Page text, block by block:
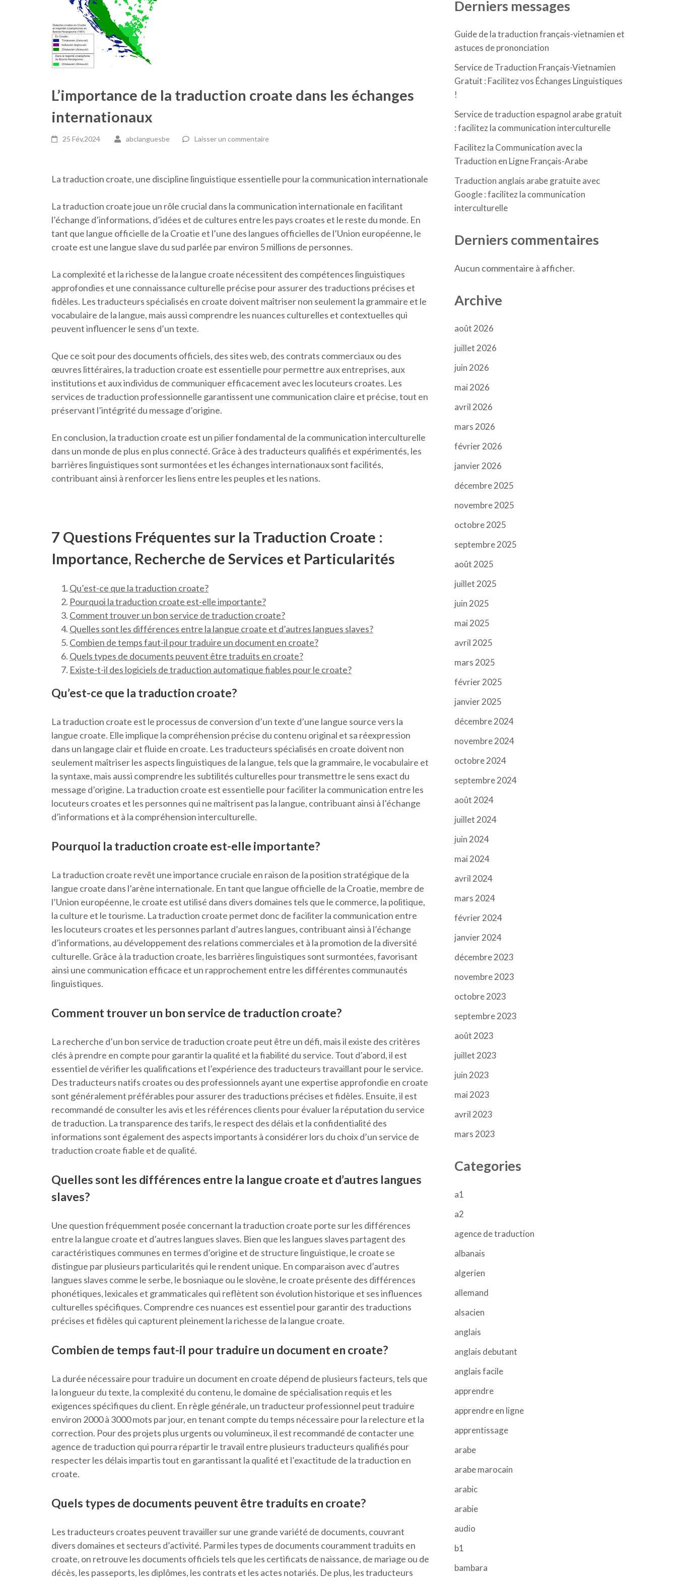
L’importance de la traduction croate dans les échanges
internationaux
25 Fév,2024 abclanguesbe Laisser un commentaire
La traduction croate, une discipline linguistique essentielle pour la communication internationale
La traduction croate joue un rôle crucial dans la communication internationale en facilitant
l’échange d’informations, d’idées et de cultures entre les pays croates et le reste du monde. En
tant que langue officielle de la Croatie et l’une des langues officielles de l’Union européenne, le
croate est une langue slave du sud parlée par environ 5 millions de personnes.
La complexité et la richesse de la langue croate nécessitent des compétences linguistiques
approfondies et une connaissance culturelle précise pour assurer des traductions précises et
fidèles. Les traducteurs spécialisés en croate doivent maîtriser non seulement la grammaire et le
vocabulaire de la langue, mais aussi comprendre les nuances culturelles et contextuelles qui
peuvent influencer le sens d’un texte.
Que ce soit pour des documents officiels, des sites web, des contrats commerciaux ou des
œuvres littéraires, la traduction croate est essentielle pour permettre aux entreprises, aux
institutions et aux individus de communiquer efficacement avec les locuteurs croates. Les
services de traduction professionnelle garantissent une communication claire et précise, tout en
préservant l’intégrité du message d’origine.
En conclusion, la traduction croate est un pilier fondamental de la communication interculturelle
dans un monde de plus en plus connecté. Grâce à des traducteurs qualifiés et expérimentés, les
barrières linguistiques sont surmontées et les échanges internationaux sont facilités,
contribuant ainsi à renforcer les liens entre les peuples et les nations.
7 Questions Fréquentes sur la Traduction Croate :
Importance, Recherche de Services et Particularités
Qu’est-ce que la traduction croate?
Pourquoi la traduction croate est-elle importante?
Comment trouver un bon service de traduction croate?
Quelles sont les différences entre la langue croate et d’autres langues slaves?
Combien de temps faut-il pour traduire un document en croate?
Quels types de documents peuvent être traduits en croate?
Existe-t-il des logiciels de traduction automatique fiables pour le croate?
Qu’est-ce que la traduction croate?
La traduction croate est le processus de conversion d’un texte d’une langue source vers la
langue croate. Elle implique la compréhension précise du contenu original et sa réexpression
dans un langage clair et fluide en croate. Les traducteurs spécialisés en croate doivent non
seulement maîtriser les aspects linguistiques de la langue, tels que la grammaire, le vocabulaire et
la syntaxe, mais aussi comprendre les subtilités culturelles pour transmettre le sens exact du
message d’origine. La traduction croate est essentielle pour faciliter la communication entre les
locuteurs croates et les personnes qui ne maîtrisent pas la langue, contribuant ainsi à l’échange
d’informations et à la compréhension interculturelle.
Pourquoi la traduction croate est-elle importante?
La traduction croate revêt une importance cruciale en raison de la position stratégique de la
langue croate dans l’arène internationale. En tant que langue officielle de la Croatie, membre de
l’Union européenne, le croate est utilisé dans divers domaines tels que le commerce, la politique,
la culture et le tourisme. La traduction croate permet donc de faciliter la communication entre
les locuteurs croates et les personnes parlant d’autres langues, contribuant ainsi à l’échange
d’informations, au développement des relations commerciales et à la promotion de la diversité
culturelle. Grâce à la traduction croate, les barrières linguistiques sont surmontées, favorisant
ainsi une communication efficace et un rapprochement entre les différentes communautés
linguistiques.
Comment trouver un bon service de traduction croate?
La recherche d’un bon service de traduction croate peut être un défi, mais il existe des critères
clés à prendre en compte pour garantir la qualité et la fiabilité du service. Tout d’abord, il est
essentiel de vérifier les qualifications et l’expérience des traducteurs travaillant pour le service.
Des traducteurs natifs croates ou des professionnels ayant une expertise approfondie en croate
sont généralement préférables pour assurer des traductions précises et fidèles. Ensuite, il est
recommandé de consulter les avis et les références clients pour évaluer la réputation du service
de traduction. La transparence des tarifs, le respect des délais et la confidentialité des
informations sont également des aspects importants à considérer lors du choix d’un service de
traduction croate fiable et de qualité.
Quelles sont les différences entre la langue croate et d’autres langues
slaves?
Une question fréquemment posée concernant la traduction croate porte sur les différences
entre la langue croate et d’autres langues slaves. Bien que les langues slaves partagent des
caractéristiques communes en termes d’origine et de structure linguistique, le croate se
distingue par plusieurs particularités qui le rendent unique. En comparaison avec d’autres
langues slaves comme le serbe, le bosniaque ou le slovène, le croate présente des différences
phonétiques, lexicales et grammaticales qui reflètent son évolution historique et ses influences
culturelles spécifiques. Comprendre ces nuances est essentiel pour garantir des traductions
précises et fidèles qui capturent pleinement la richesse de la langue croate.
Combien de temps faut-il pour traduire un document en croate?
La durée nécessaire pour traduire un document en croate dépend de plusieurs facteurs, tels que
la longueur du texte, la complexité du contenu, le domaine de spécialisation requis et les
exigences spécifiques du client. En règle générale, un traducteur professionnel peut traduire
environ 2000 à 3000 mots par jour, en tenant compte du temps nécessaire pour la relecture et la
correction. Pour des projets plus urgents ou volumineux, il est recommandé de contacter une
agence de traduction qui pourra répartir le travail entre plusieurs traducteurs qualifiés pour
respecter les délais impartis tout en garantissant la qualité et l’exactitude de la traduction en
croate.
Quels types de documents peuvent être traduits en croate?
Les traducteurs croates peuvent travailler sur une grande variété de documents, couvrant
divers domaines et secteurs d’activité. Parmi les types de documents couramment traduits en
croate, on retrouve les documents officiels tels que les certificats de naissance, de mariage ou de
décès, les passeports, les diplômes, les contrats et les actes notariés. De plus, les traducteurs
Derniers messages
Guide de la traduction français-vietnamien et
astuces de prononciation
Service de Traduction Français-Vietnamien
Gratuit : Facilitez vos Échanges Linguistiques
!
Service de traduction espagnol arabe gratuit
: facilitez la communication interculturelle
Facilitez la Communication avec la
Traduction en Ligne Français-Arabe
Traduction anglais arabe gratuite avec
Google : facilitez la communication
interculturelle
Derniers commentaires
Aucun commentaire à afficher.
Archive
août 2026
juillet 2026
juin 2026
mai 2026
avril 2026
mars 2026
février 2026
janvier 2026
décembre 2025
novembre 2025
octobre 2025
septembre 2025
août 2025
juillet 2025
juin 2025
mai 2025
avril 2025
mars 2025
février 2025
janvier 2025
décembre 2024
novembre 2024
octobre 2024
septembre 2024
août 2024
juillet 2024
juin 2024
mai 2024
avril 2024
mars 2024
février 2024
janvier 2024
décembre 2023
novembre 2023
octobre 2023
septembre 2023
août 2023
juillet 2023
juin 2023
mai 2023
avril 2023
mars 2023
Categories
a1
a2
agence de traduction
albanais
algerien
allemand
alsacien
anglais
anglais debutant
anglais facile
apprendre
apprendre en ligne
apprentissage
arabe
arabe marocain
arabic
arabie
audio
b1
bambara